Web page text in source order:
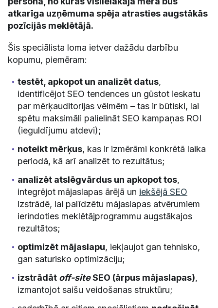
atkarīga uzņēmuma spēja atrasties augstākās
pozīcijās meklētājā.
Šis speciālista loma ietver dažādu darbību
kopumu, piemēram:
testēt, apkopot un analizēt datus,
identificējot SEO tendences un gūstot ieskatu
par mērķauditorijas vēlmēm – tas ir būtiski, lai
spētu maksimāli palielināt SEO kampaņas ROI
(ieguldījumu atdevi);
noteikt mērķus, kas ir izmērāmi konkrētā laika
periodā, kā arī analizēt to rezultātus;
analizēt atslēgvārdus un apkopot tos,
integrējot mājaslapas ārējā un iekšējā SEO
izstrādē, lai palīdzētu mājaslapas atvērumiem
ierindoties meklētājprogrammu augstākajos
rezultātos;
optimizēt mājaslapu, iekļaujot gan tehnisko,
gan saturisko optimizāciju;
izstrādāt off-siteSEO (ārpus mājaslapas),
izmantojot saišu veidošanas struktūru;